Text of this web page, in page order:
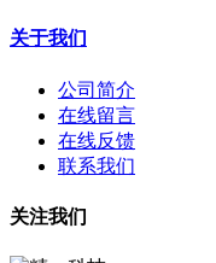
关于我们
公司简介
在线留言
在线反馈
联系我们
关注我们